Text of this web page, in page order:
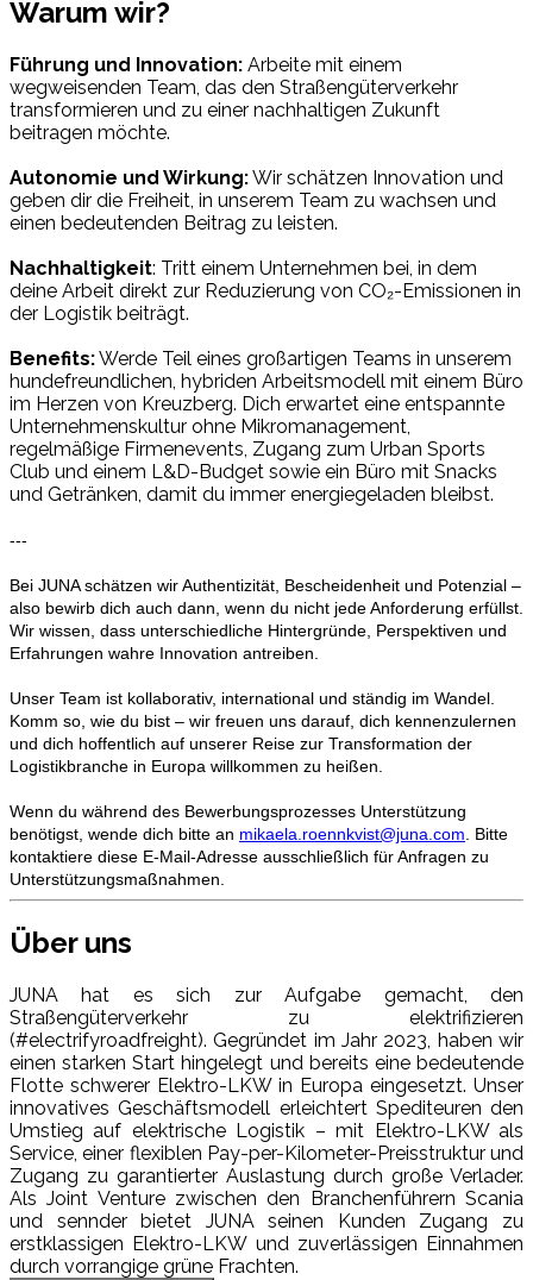
Warum wir?
Führung und Innovation: Arbeite mit einem
wegweisenden Team, das den Straßengüterverkehr
transformieren und zu einer nachhaltigen Zukunft
beitragen möchte.
Autonomie und Wirkung:Wir schätzen Innovation und
geben dir die Freiheit, in unserem Team zu wachsen und
einen bedeutenden Beitrag zu leisten.
Nachhaltigkeit: Tritt einem Unternehmen bei, in dem
deine Arbeit direkt zur Reduzierung von CO₂-Emissionen in
der Logistik beiträgt.
Benefits:Werde Teil eines großartigen Teams in unserem
hundefreundlichen, hybriden Arbeitsmodell mit einem Büro
im Herzen von Kreuzberg. Dich erwartet eine entspannte
Unternehmenskultur ohne Mikromanagement,
regelmäßige Firmenevents, Zugang zum Urban Sports
Club und einem L&D-Budget sowie ein Büro mit Snacks
und Getränken, damit du immer energiegeladen bleibst.
---
Bei JUNA schätzen wir Authentizität, Bescheidenheit und Potenzial –
also bewirb dich auch dann, wenn du nicht jede Anforderung erfüllst.
Wir wissen, dass unterschiedliche Hintergründe, Perspektiven und
Erfahrungen wahre Innovation antreiben.
Unser Team ist kollaborativ, international und ständig im Wandel.
Komm so, wie du bist – wir freuen uns darauf, dich kennenzulernen
und dich hoffentlich auf unserer Reise zur Transformation der
Logistikbranche in Europa willkommen zu heißen.
Wenn du während des Bewerbungsprozesses Unterstützung
benötigst, wende dich bitte an mikaela.roennkvist@juna.com. Bitte
kontaktiere diese E-Mail-Adresse ausschließlich für Anfragen zu
Unterstützungsmaßnahmen.
Über uns
JUNA hat es sich zur Aufgabe gemacht, den
Straßengüterverkehr zu elektrifizieren
(#electrifyroadfreight). Gegründet im Jahr 2023, haben wir
einen starken Start hingelegt und bereits eine bedeutende
Flotte schwerer Elektro-LKW in Europa eingesetzt. Unser
innovatives Geschäftsmodell erleichtert Spediteuren den
Umstieg auf elektrische Logistik – mit Elektro-LKW als
Service, einer flexiblen Pay-per-Kilometer-Preisstruktur und
Zugang zu garantierter Auslastung durch große Verlader.
Als Joint Venture zwischen den Branchenführern Scania
und sennder bietet JUNA seinen Kunden Zugang zu
erstklassigen Elektro-LKW und zuverlässigen Einnahmen
durch vorrangige grüne Frachten.